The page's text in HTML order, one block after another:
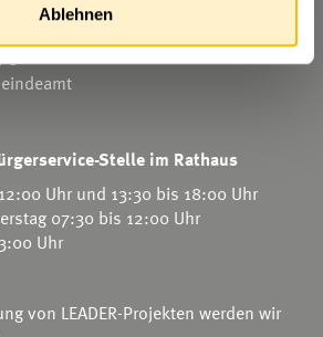
Ablehnen
6
Stelle im Rathaus
Uhr und 13:30 bis 18:00 Uhr
07:30 bis 12:00 Uhr
Uhr
von LEADER-Projekten werden wir